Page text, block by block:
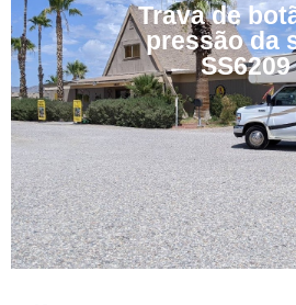
Trava de
pressão da
SS6209